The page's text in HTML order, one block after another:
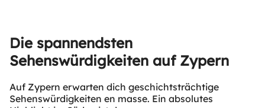
Die spannendsten
Sehenswürdigkeiten auf Zypern
Auf Zypern erwarten dich geschichtsträchtige
Sehenswürdigkeiten en masse. Ein absolutes